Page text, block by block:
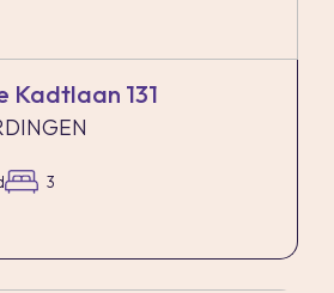
het gehele dak is in 2020
water middels CV-
2020);
in 2020;
in 2022;
Kadtlaan 131
3